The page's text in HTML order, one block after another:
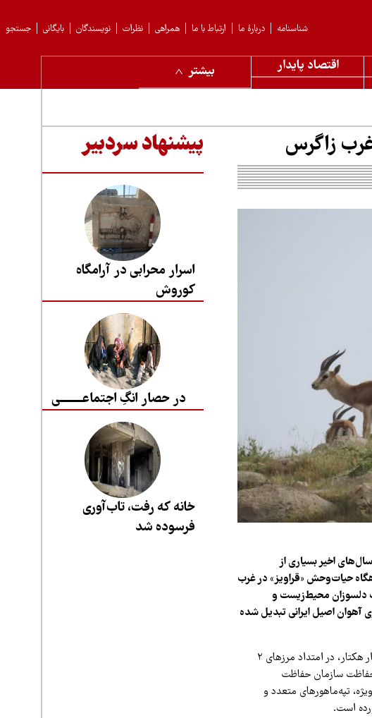
جستجو بایگانی نویسندگان نظرات همراهی ارتباط با ما دربارهٔ ما شناسنامه
اقتصاد پایدار
بیشتر
غرب زاگرس
اخیر بسیاری از
حیات‌وحش «قراویز» در غرب
دلسوزان محیط‌زیست و
آهوان اصیل ایرانی تبدیل شده
به نقل از ایرنا، پناهگاه حیات‌وحش قراویز با وسعتی در حدود چهارهزار هکتار، در امتداد مرزهای ۲
سازمان حفاظت
تپه‌ماهورهای متعدد و
است.
پیشنهاد سردبیر
اسرار محرابی در آرامگاه
کوروش
در حصار انگِ اجتماعــــــــی
خانه که رفت، تاب‌آوری
فرسوده شد